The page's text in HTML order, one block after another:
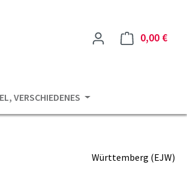
0,00 €
VERSCHIEDENES
Württemberg (EJW)